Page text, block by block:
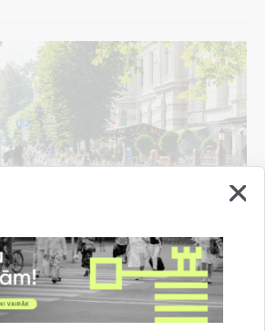
Rīgas jūgendstila pērles
ielas - tiks veltītas